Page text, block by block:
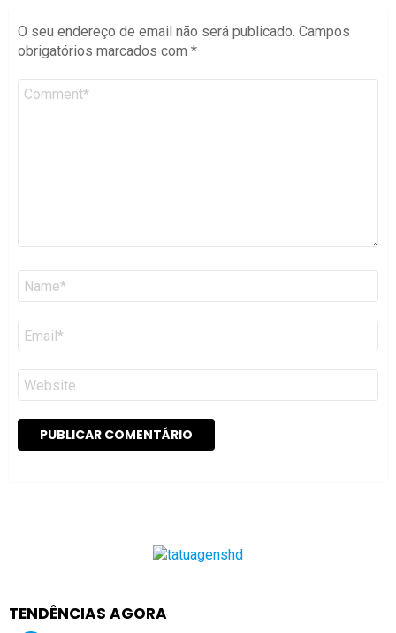
O seu endereço de email não será publicado. Campos
obrigatórios marcados com *
Comentário
Nome
Email
Site
TENDÊNCIAS AGORA